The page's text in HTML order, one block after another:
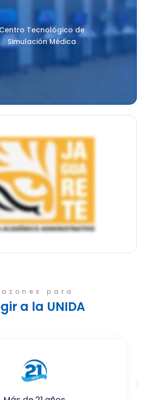
Centro Tecnológico de
Simulación Médica
para
a la UNIDA